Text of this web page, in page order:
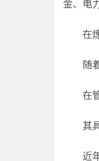
金、电
在
随
在
其
近